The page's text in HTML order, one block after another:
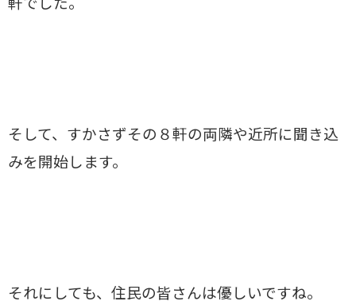
そして、すかさずその８軒の両隣や近所に聞き込
みを開始します。
それにしても、住民の皆さんは優しいですね。